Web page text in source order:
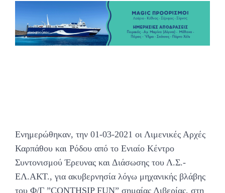
Ενημερώθηκαν, την 01-03-2021 οι Λιμενικές Αρχές
Καρπάθου και Ρόδου από το Ενιαίο Κέντρο
Συντονισμού Έρευνας και Διάσωσης του Λ.Σ.-
ΕΛ.ΑΚΤ., για ακυβερνησία λόγω μηχανικής βλάβης
του Φ/Γ ”CONTHSIP FUN” σημαίας Λιβερίας, στη